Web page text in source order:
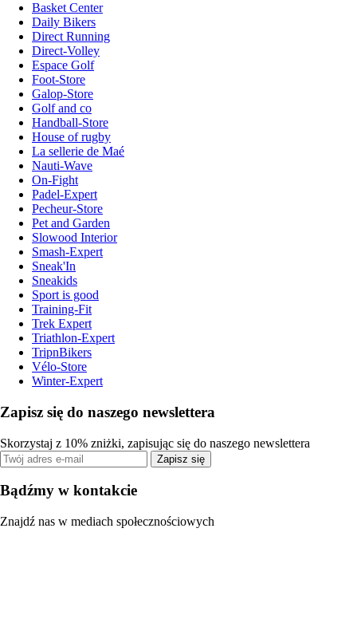
Basket Center
Daily Bikers
Direct Running
Direct-Volley
Espace Golf
Foot-Store
Galop-Store
Golf and co
Handball-Store
House of rugby
La sellerie de Maé
Nauti-Wave
On-Fight
Padel-Expert
Pecheur-Store
Pet and Garden
Slowood Interior
Smash-Expert
Sneak'In
Sneakids
Sport is good
Training-Fit
Trek Expert
Triathlon-Expert
TripnBikers
Vélo-Store
Winter-Expert
Zapisz się do naszego newslettera
Skorzystaj z 10% zniżki, zapisując się do naszego newslettera
Zapisz się
Bądźmy w kontakcie
Znajdź nas w mediach społecznościowych